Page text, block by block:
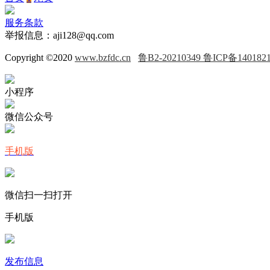
服务条款
举报信息：aji128@qq.com
Copyright ©2020 www.bzfdc.cn 鲁B2-20210349 鲁ICP备
小程序
微信公众号
手机版
微信扫一扫打开
手机版
发布信息